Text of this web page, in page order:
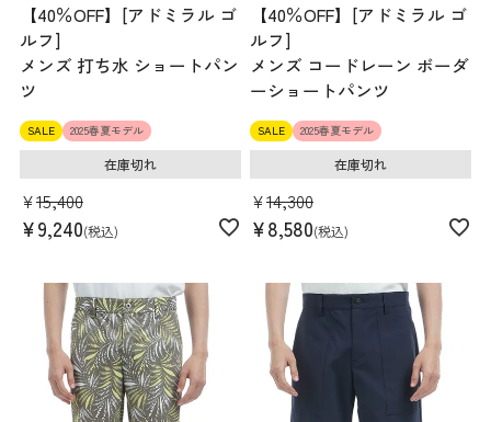
【40％OFF】[アドミラル ゴ
ルフ]
メンズ 打ち水 ショートパン
ツ
SALE 2025春夏モデル
¥15,400
¥9,240 税込
在庫切れ
【40％OFF】[アドミラル ゴ
ルフ]
メンズ コードレーン ボーダ
ーショートパンツ
SALE 2025春夏モデル
¥14,300
¥8,580 税込
在庫切れ